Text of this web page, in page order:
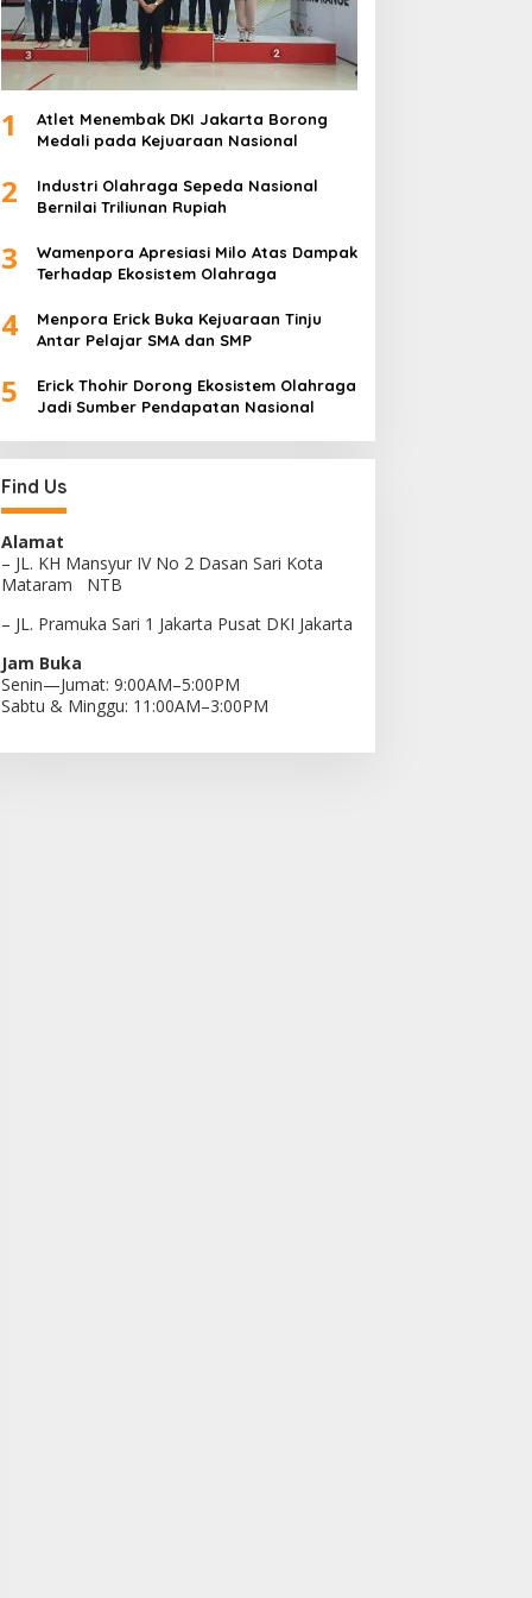
1
Atlet Menembak DKI Jakarta Borong
Medali pada Kejuaraan Nasional
2
Industri Olahraga Sepeda Nasional
Bernilai Triliunan Rupiah
3
Wamenpora Apresiasi Milo Atas Dampak
Terhadap Ekosistem Olahraga
4
Menpora Erick Buka Kejuaraan Tinju
Antar Pelajar SMA dan SMP
5
Erick Thohir Dorong Ekosistem Olahraga
Jadi Sumber Pendapatan Nasional
Find Us
Alamat
– JL. KH Mansyur IV No 2 Dasan Sari Kota
Mataram NTB
– JL. Pramuka Sari 1 Jakarta Pusat DKI Jakarta
Jam Buka
Senin—Jumat: 9:00AM–5:00PM
Sabtu & Minggu: 11:00AM–3:00PM